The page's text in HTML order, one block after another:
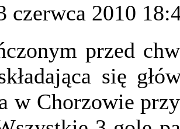
czerwca 2010
przed
się
w Chorzowie